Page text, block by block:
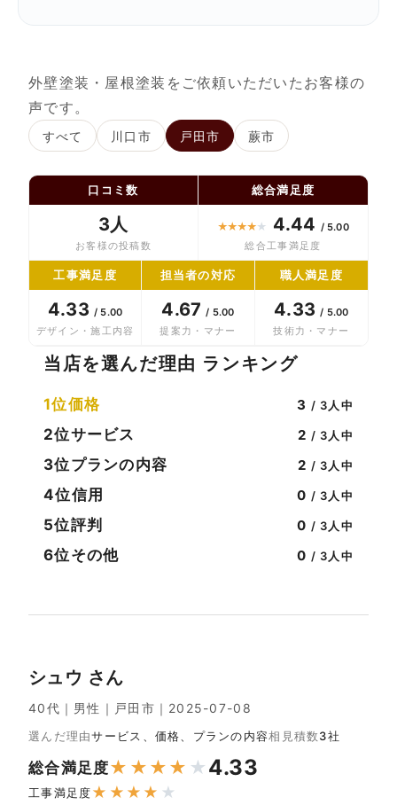
外壁塗装・屋根塗装をご依頼いただいたお客様の
声です。
すべて 川口市 戸田市 蕨市
口コミ数
3人
お客様の投稿数
総合満足度
★★★★★ 4.44 / 5.00
総合工事満足度
工事満足度
4.33/ 5.00
デザイン・施工内容
担当者の対応
4.67/ 5.00
提案力・マナー
職人満足度
4.33/ 5.00
技術力・マナー
当店を選んだ理由 ランキング
1位価格 3 / 3人中
2位サービス 2 / 3人中
3位プランの内容 2 / 3人中
4位信用 0 / 3人中
5位評判 0 / 3人中
6位その他 0 / 3人中
シュウ さん
40代｜男性｜戸田市｜2025-07-08
選んだ理由サービス、価格、プランの内容相見積数3社
総合満足度★ ★ ★ ★ ★ 4.33
工事満足度★ ★ ★ ★ ★